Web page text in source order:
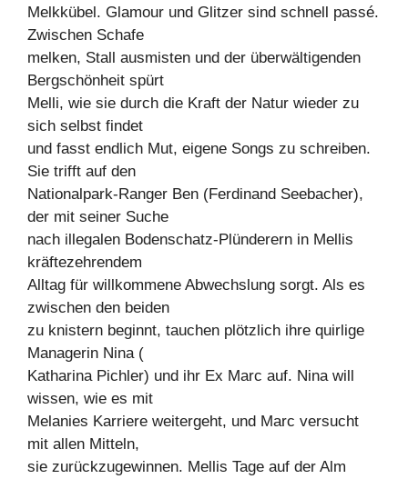
Melkkübel. Glamour und Glitzer sind schnell passé.
Zwischen Schafe
melken, Stall ausmisten und der überwältigenden
Bergschönheit spürt
Melli, wie sie durch die Kraft der Natur wieder zu
sich selbst findet
und fasst endlich Mut, eigene Songs zu schreiben.
Sie trifft auf den
Nationalpark-Ranger Ben (Ferdinand Seebacher),
der mit seiner Suche
nach illegalen Bodenschatz-Plünderern in Mellis
kräftezehrendem
Alltag für willkommene Abwechslung sorgt. Als es
zwischen den beiden
zu knistern beginnt, tauchen plötzlich ihre quirlige
Managerin Nina (
Katharina Pichler) und ihr Ex Marc auf. Nina will
wissen, wie es mit
Melanies Karriere weitergeht, und Marc versucht
mit allen Mitteln,
sie zurückzugewinnen. Mellis Tage auf der Alm